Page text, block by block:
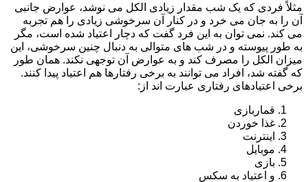
مثلاً فردی که یک شب مقدار زیادی الکل می نوشد، عوارض جانبی
آن را به جان می خرد و در کنار آن سرخوشی زیادی را هم تجربه
می کند. نمی توان به این فرد گفت که دچار اعتیاد شده است، مگر
به طور پیوسته و در شب های متوالی به دنبال چنین سرخوشی، این
میزان الکل را مصرف کند و به عوارض آن توجهی نکند. همان طور
که گفته شد، افراد می توانند به برخی رفتارها هم اعتیاد پیدا کنند.
برخی اعتیادهای رفتاری عبارت اند از:
قماربازی
غذا خوردن
اینترنت
موبایل
بازی
و اعتیاد به سکس